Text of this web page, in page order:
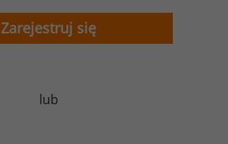
Zarejestruj się
lub